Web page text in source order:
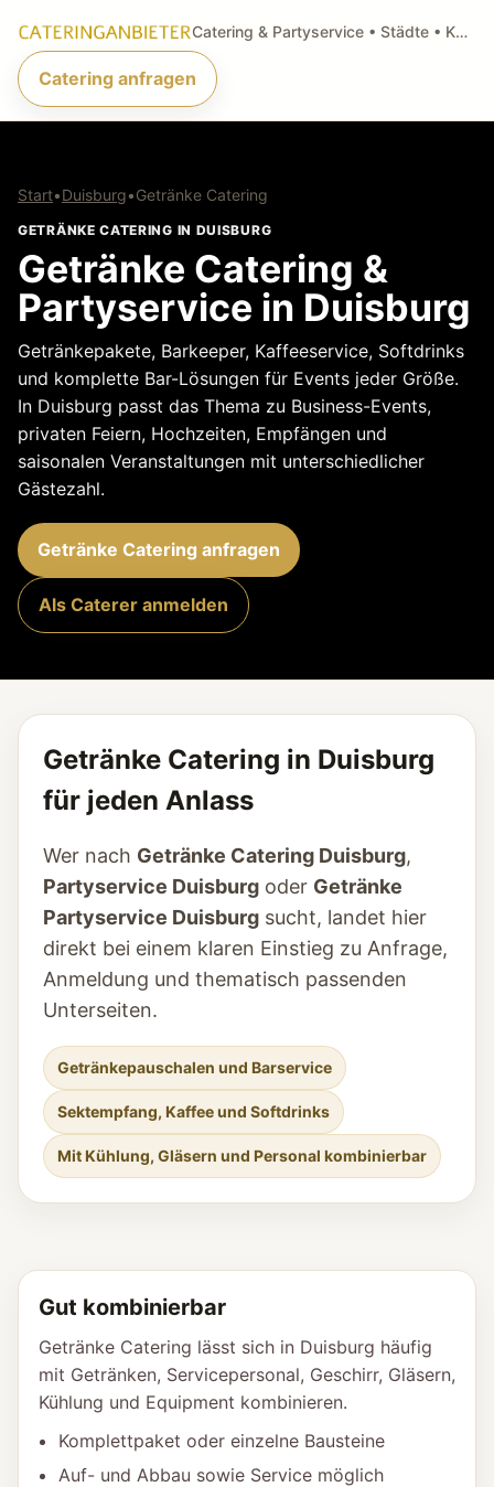
Catering & Partyservice • Städte • Küchenarten • Anfragen
Catering anfragen
Start•Duisburg•Getränke Catering
GETRÄNKE CATERING IN DUISBURG
Getränke Catering &
Partyservice in Duisburg
Getränkepakete, Barkeeper, Kaffeeservice, Softdrinks
und komplette Bar-Lösungen für Events jeder Größe.
In Duisburg passt das Thema zu Business-Events,
privaten Feiern, Hochzeiten, Empfängen und
saisonalen Veranstaltungen mit unterschiedlicher
Gästezahl.
Getränke Catering anfragen
Als Caterer anmelden
Getränke Catering in Duisburg
für jeden Anlass
Wer nach Getränke Catering Duisburg,
Partyservice Duisburg oder Getränke
Partyservice Duisburg sucht, landet hier
direkt bei einem klaren Einstieg zu Anfrage,
Anmeldung und thematisch passenden
Unterseiten.
Getränkepauschalen und Barservice
Sektempfang, Kaffee und Softdrinks
Mit Kühlung, Gläsern und Personal kombinierbar
Gut kombinierbar
Getränke Catering lässt sich in Duisburg häufig
mit Getränken, Servicepersonal, Geschirr, Gläsern,
Kühlung und Equipment kombinieren.
Komplettpaket oder einzelne Bausteine
Auf- und Abbau sowie Service möglich